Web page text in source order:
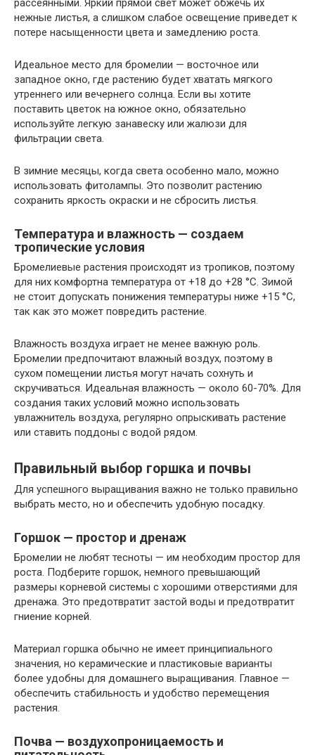
рассеянными. Яркий прямой свет может обжечь их
нежные листья, а слишком слабое освещение приведет к
потере насыщенности цвета и замедлению роста.
Идеальное место для бромелии — восточное или
западное окно, где растению будет хватать мягкого
утреннего или вечернего солнца. Если вы хотите
поставить цветок на южное окно, обязательно
используйте легкую занавеску или жалюзи для
фильтрации света.
В зимние месяцы, когда света особенно мало, можно
использовать фитолампы. Это позволит растению
сохранить яркость окраски и не сбросить листья.
Температура и влажность — создаем
тропические условия
Бромелиевые растения происходят из тропиков, поэтому
для них комфортна температура от +18 до +28 °C. Зимой
не стоит допускать понижения температуры ниже +15 °C,
так как это может повредить растение.
Влажность воздуха играет не менее важную роль.
Бромелии предпочитают влажный воздух, поэтому в
сухом помещении листья могут начать сохнуть и
скручиваться. Идеальная влажность — около 60-70%. Для
создания таких условий можно использовать
увлажнитель воздуха, регулярно опрыскивать растение
или ставить поддоны с водой рядом.
Правильный выбор горшка и почвы
Для успешного выращивания важно не только правильно
выбрать место, но и обеспечить удобную посадку.
Горшок — простор и дренаж
Бромелии не любят тесноты — им необходим простор для
роста. Подберите горшок, немного превышающий
размеры корневой системы с хорошими отверстиями для
дренажа. Это предотвратит застой воды и предотвратит
гниение корней.
Материал горшка обычно не имеет принципиального
значения, но керамические и пластиковые варианты
более удобны для домашнего выращивания. Главное —
обеспечить стабильность и удобство перемещения
растения.
Почва — воздухопроницаемость и